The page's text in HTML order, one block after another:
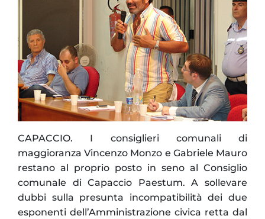
CAPACCIO. I consiglieri comunali di
maggioranza Vincenzo Monzo e Gabriele Mauro
restano al proprio posto in seno al Consiglio
comunale di Capaccio Paestum. A sollevare
dubbi sulla presunta incompatibilità dei due
esponenti dell’Amministrazione civica retta dal